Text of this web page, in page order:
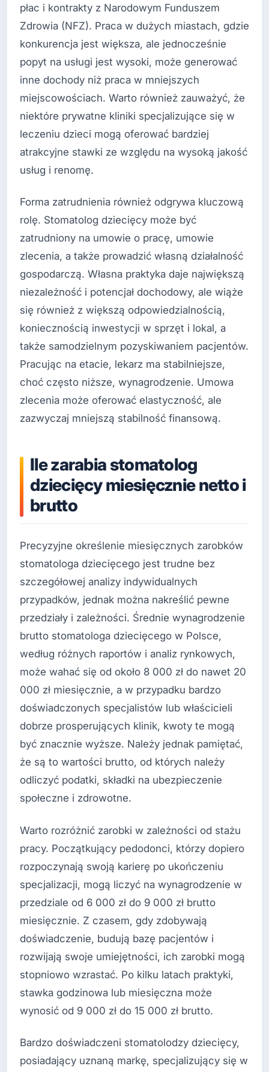
płac i kontrakty z Narodowym Funduszem
Zdrowia (NFZ). Praca w dużych miastach, gdzie
konkurencja jest większa, ale jednocześnie
popyt na usługi jest wysoki, może generować
inne dochody niż praca w mniejszych
miejscowościach. Warto również zauważyć, że
niektóre prywatne kliniki specjalizujące się w
leczeniu dzieci mogą oferować bardziej
atrakcyjne stawki ze względu na wysoką jakość
usług i renomę.
Forma zatrudnienia również odgrywa kluczową
rolę. Stomatolog dziecięcy może być
zatrudniony na umowie o pracę, umowie
zlecenia, a także prowadzić własną działalność
gospodarczą. Własna praktyka daje największą
niezależność i potencjał dochodowy, ale wiąże
się również z większą odpowiedzialnością,
koniecznością inwestycji w sprzęt i lokal, a
także samodzielnym pozyskiwaniem pacjentów.
Pracując na etacie, lekarz ma stabilniejsze,
choć często niższe, wynagrodzenie. Umowa
zlecenia może oferować elastyczność, ale
zazwyczaj mniejszą stabilność finansową.
Ile zarabia stomatolog
dziecięcy miesięcznie netto i
brutto
Precyzyjne określenie miesięcznych zarobków
stomatologa dziecięcego jest trudne bez
szczegółowej analizy indywidualnych
przypadków, jednak można nakreślić pewne
przedziały i zależności. Średnie wynagrodzenie
brutto stomatologa dziecięcego w Polsce,
według różnych raportów i analiz rynkowych,
może wahać się od około 8 000 zł do nawet 20
000 zł miesięcznie, a w przypadku bardzo
doświadczonych specjalistów lub właścicieli
dobrze prosperujących klinik, kwoty te mogą
być znacznie wyższe. Należy jednak pamiętać,
że są to wartości brutto, od których należy
odliczyć podatki, składki na ubezpieczenie
społeczne i zdrowotne.
Warto rozróżnić zarobki w zależności od stażu
pracy. Początkujący pedodonci, którzy dopiero
rozpoczynają swoją karierę po ukończeniu
specjalizacji, mogą liczyć na wynagrodzenie w
przedziale od 6 000 zł do 9 000 zł brutto
miesięcznie. Z czasem, gdy zdobywają
doświadczenie, budują bazę pacjentów i
rozwijają swoje umiejętności, ich zarobki mogą
stopniowo wzrastać. Po kilku latach praktyki,
stawka godzinowa lub miesięczna może
wynosić od 9 000 zł do 15 000 zł brutto.
Bardzo doświadczeni stomatolodzy dziecięcy,
posiadający uznaną markę, specjalizujący się w